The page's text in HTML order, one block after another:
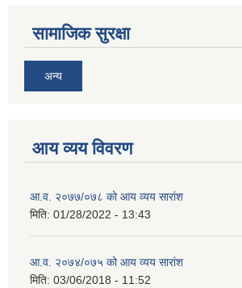
सामाजिक सुरक्षा
अन्य
आय व्यय विवरण
आ.व. २०७७/०७८ को आय व्यय सारांश
मिति: 01/28/2022 - 13:43
आ.व. २०७४/०७५ को आय व्यय सारांश
मिति: 03/06/2018 - 11:52